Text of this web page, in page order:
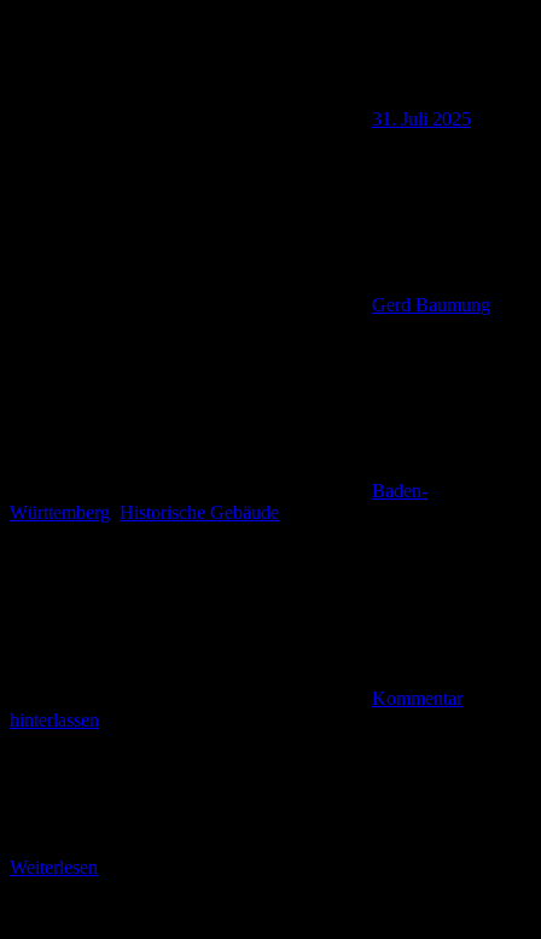
31. Juli 2025
Gerd Baumung
Baden-
Württemberg Historische Gebäude
Kommentar
hinterlassen
Weiterlesen